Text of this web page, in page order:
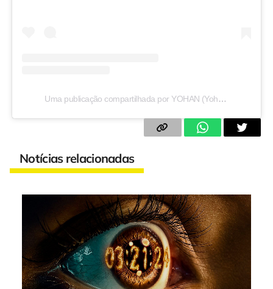
Uma publicação compartilhada por YOHAN (Yohan Tanaka) (@officialyohan)
Notícias relacionadas